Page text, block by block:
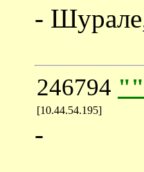
-
246794 ""
[10.44.54.195]
-